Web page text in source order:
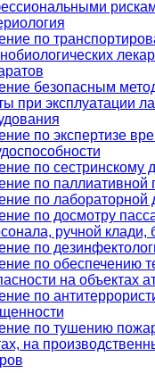
по
безопасным
при эксплуатации
по экспертизе
по сестринскому
по паллиативной
по лабораторной
по досмотру
ручной клади,
по
по обеспечению
на объектах
по
по тушению
на